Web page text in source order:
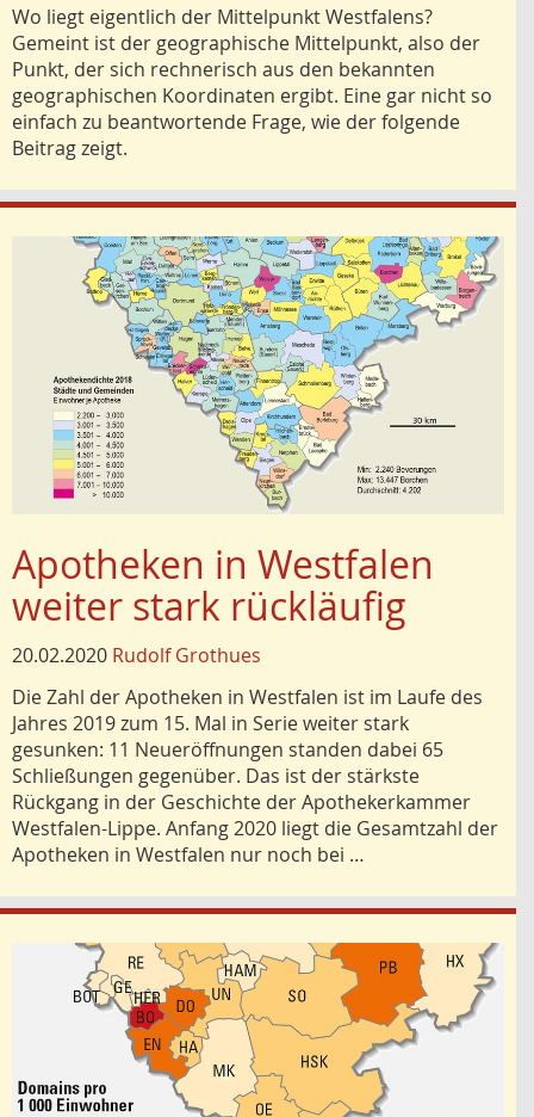
Wo liegt eigentlich der Mittelpunkt Westfalens?
Gemeint ist der geographische Mittelpunkt, also der
Punkt, der sich rechnerisch aus den bekannten
geographischen Koordinaten ergibt. Eine gar nicht so
einfach zu beantwortende Frage, wie der folgende
Beitrag zeigt.
Apotheken in Westfalen
weiter stark rückläufig
20.02.2020 Rudolf Grothues
Die Zahl der Apotheken in Westfalen ist im Laufe des
Jahres 2019 zum 15. Mal in Serie weiter stark
gesunken: 11 Neueröffnungen standen dabei 65
Schließungen gegenüber. Das ist der stärkste
Rückgang in der Geschichte der Apothekerkammer
Westfalen-Lippe. Anfang 2020 liegt die Gesamtzahl der
Apotheken in Westfalen nur noch bei …